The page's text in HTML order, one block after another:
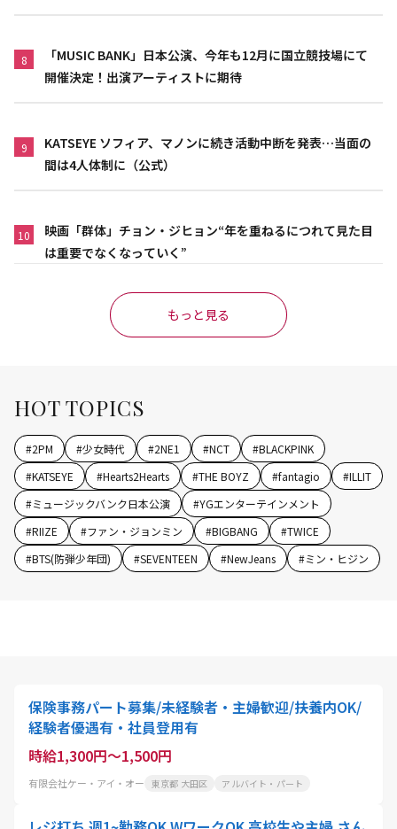
8
「MUSIC BANK」日本公演、今年も12月に国立競技場にて
開催決定！出演アーティストに期待
9
KATSEYE ソフィア、マノンに続き活動中断を発表…当面の
間は4人体制に（公式）
10
映画「群体」チョン・ジヒョン“年を重ねるにつれて見た目
は重要でなくなっていく”
もっと見る
HOT TOPICS
#2PM #少女時代 #2NE1 #NCT #BLACKPINK
#KATSEYE #Hearts2Hearts #THE BOYZ #fantagio #ILLIT
#ミュージックバンク日本公演 #YGエンターテインメント
#RIIZE #ファン・ジョンミン #BIGBANG #TWICE
#BTS(防弾少年団) #SEVENTEEN #NewJeans #ミン・ヒジン
保険事務パート募集/未経験者・主婦歓迎/扶養内OK/
経験者優遇有・社員登用有
時給1,300円～1,500円
有限会社ケー・アイ・オー 東京都 大田区 アルバイト・パート